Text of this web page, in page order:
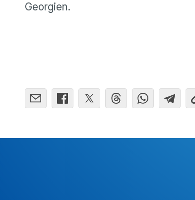
Georgien.